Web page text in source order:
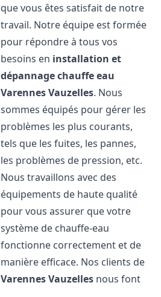
que vous êtes satisfait de notre
travail. Notre équipe est formée
pour répondre à tous vos
besoins en installation et
dépannage chauffe eau
Varennes Vauzelles. Nous
sommes équipés pour gérer les
problèmes les plus courants,
tels que les fuites, les pannes,
les problèmes de pression, etc.
Nous travaillons avec des
équipements de haute qualité
pour vous assurer que votre
système de chauffe-eau
fonctionne correctement et de
manière efficace. Nos clients de
Varennes Vauzelles nous font